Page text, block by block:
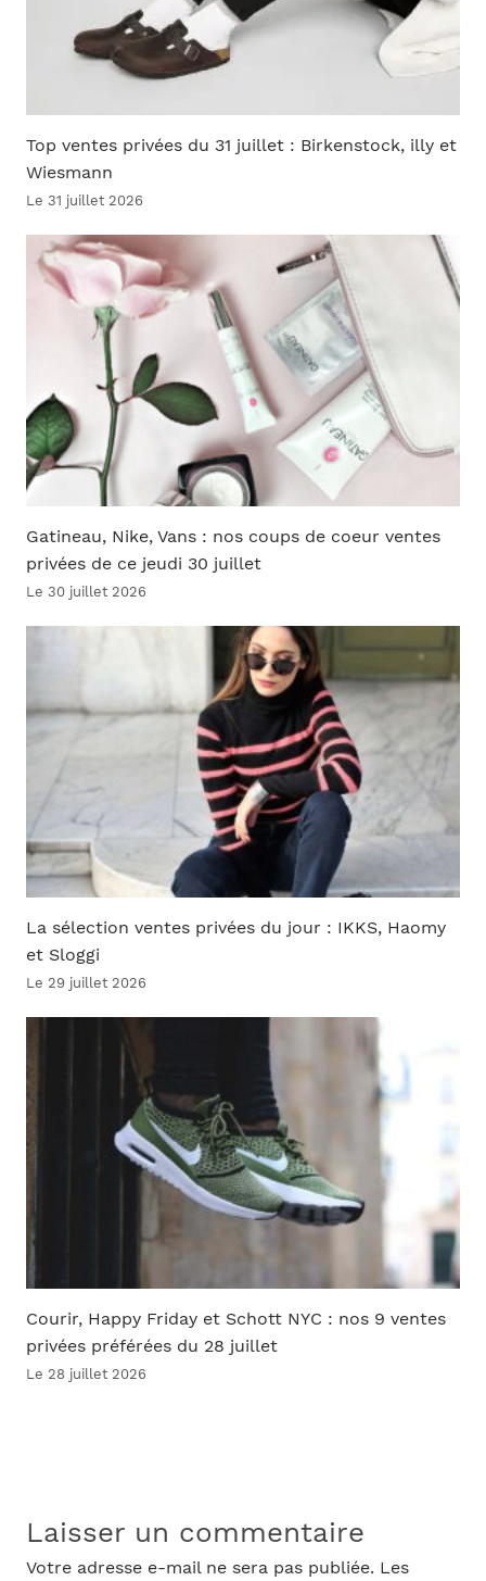
Top ventes privées du 31 juillet : Birkenstock, illy et
Wiesmann
Le 31 juillet 2026
Gatineau, Nike, Vans : nos coups de coeur ventes
privées de ce jeudi 30 juillet
Le 30 juillet 2026
La sélection ventes privées du jour : IKKS, Haomy
et Sloggi
Le 29 juillet 2026
Courir, Happy Friday et Schott NYC : nos 9 ventes
privées préférées du 28 juillet
Le 28 juillet 2026
Laisser un commentaire
Votre adresse e-mail ne sera pas publiée. Les